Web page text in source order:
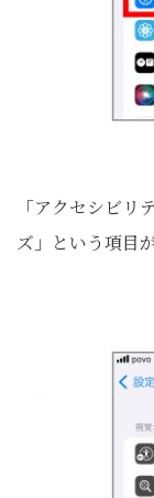
「アクセシビリ
ズ」という項目